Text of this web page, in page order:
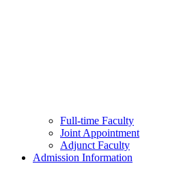
Full-time Faculty
Joint Appointment
Adjunct Faculty
Admission Information